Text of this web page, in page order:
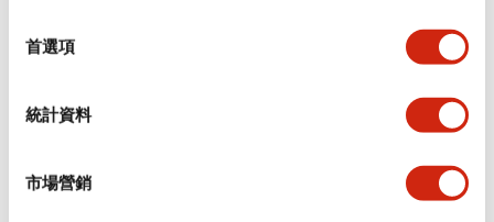
首選項
統計資料
市場營銷
電氣規範（額定照明部分）
環境規範